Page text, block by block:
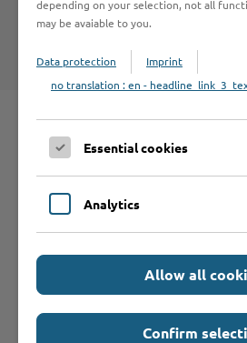
Internet-Seiten entnehmen Sie
Nutzungsbedingungen
Schnelleinstieg
Seite auswählen
Online-Services
depending on your selection, not all
may be avaiable to you.
Data protection
Imprint
no translation : en -
Essential cookies
Analytics
Allow all
Confirm